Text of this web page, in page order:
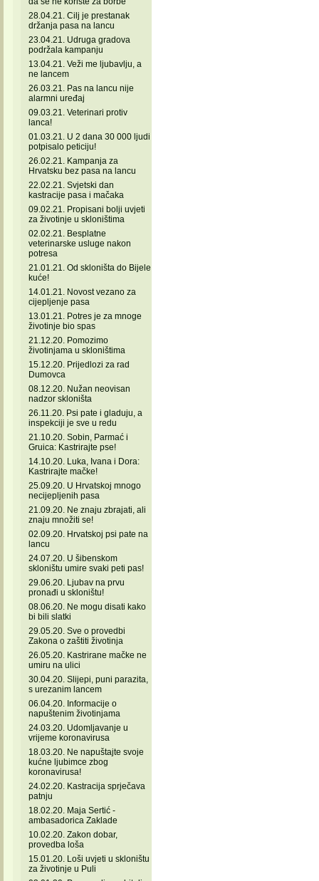
28.04.21. Cilj je prestanak
držanja pasa na lancu
23.04.21. Udruga gradova
podržala kampanju
13.04.21. Veži me ljubavlju, a
ne lancem
26.03.21. Pas na lancu nije
alarmni uređaj
09.03.21. Veterinari protiv
lanca!
01.03.21. U 2 dana 30 000 ljudi
potpisalo peticiju!
26.02.21. Kampanja za
Hrvatsku bez pasa na lancu
22.02.21. Svjetski dan
kastracije pasa i mačaka
09.02.21. Propisani bolji uvjeti
za životinje u skloništima
02.02.21. Besplatne
veterinarske usluge nakon
potresa
21.01.21. Od skloništa do Bijele
kuće!
14.01.21. Novost vezano za
cijepljenje pasa
13.01.21. Potres je za mnoge
životinje bio spas
21.12.20. Pomozimo
životinjama u skloništima
15.12.20. Prijedlozi za rad
Dumovca
08.12.20. Nužan neovisan
nadzor skloništa
26.11.20. Psi pate i gladuju, a
inspekciji je sve u redu
21.10.20. Sobin, Parmać i
Gruica: Kastrirajte pse!
14.10.20. Luka, Ivana i Dora:
Kastrirajte mačke!
25.09.20. U Hrvatskoj mnogo
necijepljenih pasa
21.09.20. Ne znaju zbrajati, ali
znaju množiti se!
02.09.20. Hrvatskoj psi pate na
lancu
24.07.20. U šibenskom
skloništu umire svaki peti pas!
29.06.20. Ljubav na prvu
pronađi u skloništu!
08.06.20. Ne mogu disati kako
bi bili slatki
29.05.20. Sve o provedbi
Zakona o zaštiti životinja
26.05.20. Kastrirane mačke ne
umiru na ulici
30.04.20. Slijepi, puni parazita,
s urezanim lancem
06.04.20. Informacije o
napuštenim životinjama
24.03.20. Udomljavanje u
vrijeme koronavirusa
18.03.20. Ne napuštajte svoje
kućne ljubimce zbog
koronavirusa!
24.02.20. Kastracija sprječava
patnju
18.02.20. Maja Sertić -
ambasadorica Zaklade
10.02.20. Zakon dobar,
provedba loša
15.01.20. Loši uvjeti u skloništu
za životinje u Puli